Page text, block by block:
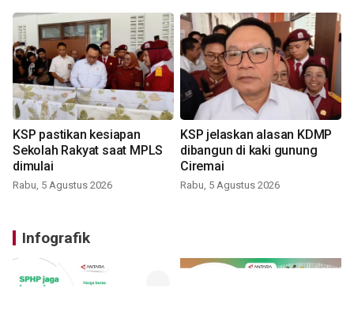
KSP pastikan kesiapan
Sekolah Rakyat saat MPLS
dimulai
Rabu, 5 Agustus 2026
KSP jelaskan alasan KDMP
dibangun di kaki gunung
Ciremai
Rabu, 5 Agustus 2026
Infografik